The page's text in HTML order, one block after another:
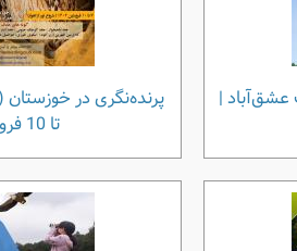
عشق‌آباد |
تا 10 فروردین